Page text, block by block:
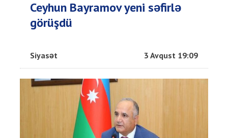
Ceyhun Bayramov yeni səfirlə
görüşdü
Siyasət 3 Avqust 19:09